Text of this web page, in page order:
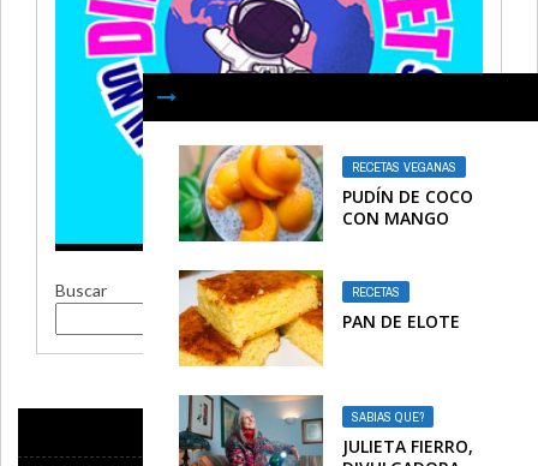
RECETAS VEGANAS
PUDÍN DE COCO
CON MANGO
RECETAS
PAN DE ELOTE
SABIAS QUE?
JULIETA FIERRO,
Buscar
Buscar